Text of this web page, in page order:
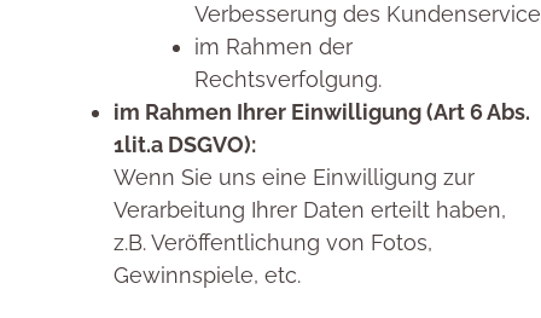
Verbesserung des Kundenservice
im Rahmen der
Rechtsverfolgung.
im Rahmen Ihrer Einwilligung (Art 6 Abs.
1lit.a DSGVO):
Wenn Sie uns eine Einwilligung zur
Verarbeitung Ihrer Daten erteilt haben,
z.B. Veröffentlichung von Fotos,
Gewinnspiele, etc.